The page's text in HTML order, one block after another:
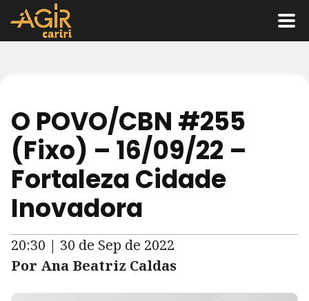
O POVO/CBN #255
(Fixo) – 16/09/22 –
Fortaleza Cidade
Inovadora
20:30 | 30 de Sep de 2022
Por Ana Beatriz Caldas